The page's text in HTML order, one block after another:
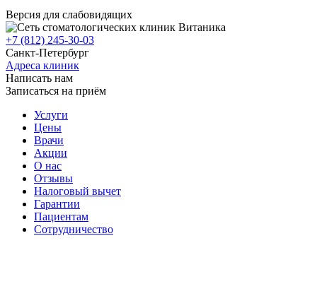
Версия для слабовидящих
+7 (812) 245-30-03
Санкт-Петербург
Адреса клиник
Написать нам
Записаться на приём
Услуги
Цены
Врачи
Акции
О нас
Отзывы
Налоговый вычет
Гарантии
Пациентам
Сотрудничество